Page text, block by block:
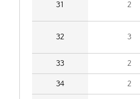
31 2
32 3
33 2
34 2